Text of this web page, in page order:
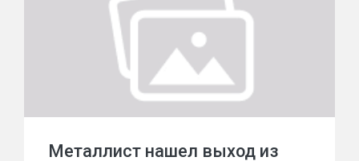
Металлист нашел выход из